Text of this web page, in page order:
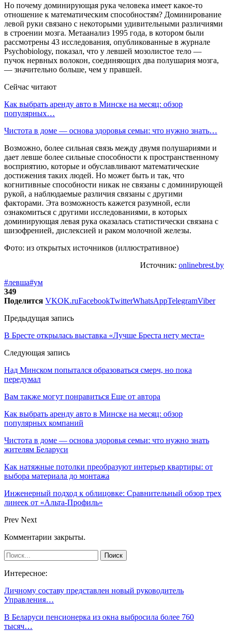
Но почему доминирующая рука человека имеет какое-то
отношение к математическим способностям? Доминирование
левой руки связано с некоторыми удивительными различиями
в строении мозга. Метаанализ 1995 года, в котором были
рассмотрены 43 исследования, опубликованные в журнале
Psychobiology, показал, что у левшей мозолистое тело —
пучок нервных волокон, соединяющих два полушария мозга,
— значительно больше, чем у правшей.
Сейчас читают
Как выбрать аренду авто в Минске на месяц: обзор
популярных…
Чистота в доме — основа здоровья семьи: что нужно знать…
Возможно, более сильная связь между двумя полушариями и
дает левше более сильные способности к пространственному
восприятию, которые и обуславливают математические
достижения таких людей. Но может быть и так, что
когнитивные способности никак не связаны с доминирующей
рукой, а наблюдаемые различия связаны с другими
факторами. Эта возможность кажется разумной, если
ознакомиться с другими исследованиями, в которых
доминирующая левая рука оказалась статистически связана с
шизофренией, дислексией и раком молочной железы.
Фото: из открытых источников (иллюстративное)
Источник: onlinebrest.by
#левша#ум
349
Поделится VKOK.ruFacebookTwitterWhatsAppTelegramViber
Предыдущая запись
В Бресте открылась выставка «Лучше Бреста нету места»
Следующая запись
Над Минском попытался образоваться смерч, но пока
передумал
Вам также могут понравиться Еще от автора
Как выбрать аренду авто в Минске на месяц: обзор
популярных компаний
Чистота в доме — основа здоровья семьи: что нужно знать
жителям Беларуси
Как натяжные потолки преобразуют интерьер квартиры: от
выбора материала до монтажа
Инженерный подход к облицовке: Сравнительный обзор трех
линеек от «Альта-Профиль»
Prev Next
Комментарии закрыты.
Интересное:
Личному составу представлен новый руководитель
Управления…
В Беларуси пенсионерка из окна выбросила более 760
тысяч…